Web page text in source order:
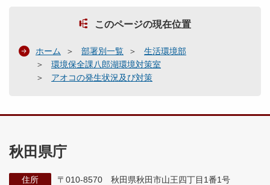
このページの現在位置
ホーム 部署別一覧
生活環境部
環境保全課八郎湖環境対策室
アオコの発生状況及び対策
秋田県庁
住所
〒010-8570 秋田県秋田市山王四丁目1番1号